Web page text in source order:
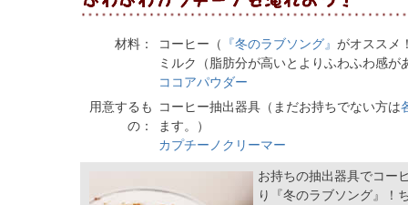
材料： コーヒー（ 『冬のラブソング』 がオススメ
ミルク（脂肪分が高いとよりふわふわ感が
ココアパウダー
用意するも
の：
コーヒー抽出器具（まだお持ちでない方は
ます。）
カプチーノクリーマー
お持ちの抽出器具でコー
り『冬のラブソング』！